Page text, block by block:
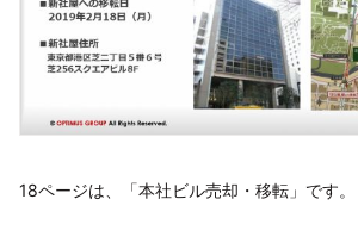
18ページは、「本社ビル売却・移転」です。